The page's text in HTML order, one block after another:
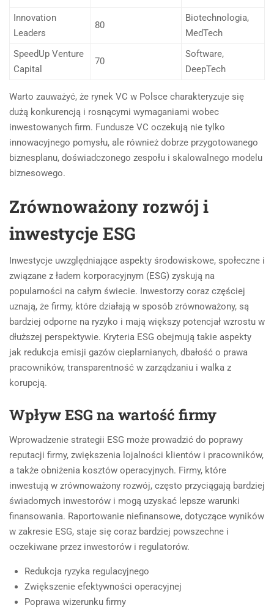
Innovation
Leaders
80
Biotechnologia,
MedTech
SpeedUp Venture
Capital
70
Software,
DeepTech
Warto zauważyć, że rynek VC w Polsce charakteryzuje się
dużą konkurencją i rosnącymi wymaganiami wobec
inwestowanych firm. Fundusze VC oczekują nie tylko
innowacyjnego pomysłu, ale również dobrze przygotowanego
biznesplanu, doświadczonego zespołu i skalowalnego modelu
biznesowego.
Zrównoważony rozwój i
inwestycje ESG
Inwestycje uwzględniające aspekty środowiskowe, społeczne i
związane z ładem korporacyjnym (ESG) zyskują na
popularności na całym świecie. Inwestorzy coraz częściej
uznają, że firmy, które działają w sposób zrównoważony, są
bardziej odporne na ryzyko i mają większy potencjał wzrostu w
dłuższej perspektywie. Kryteria ESG obejmują takie aspekty
jak redukcja emisji gazów cieplarnianych, dbałość o prawa
pracowników, transparentność w zarządzaniu i walka z
korupcją.
Wpływ ESG na wartość firmy
Wprowadzenie strategii ESG może prowadzić do poprawy
reputacji firmy, zwiększenia lojalności klientów i pracowników,
a także obniżenia kosztów operacyjnych. Firmy, które
inwestują w zrównoważony rozwój, często przyciągają bardziej
świadomych inwestorów i mogą uzyskać lepsze warunki
finansowania. Raportowanie niefinansowe, dotyczące wyników
w zakresie ESG, staje się coraz bardziej powszechne i
oczekiwane przez inwestorów i regulatorów.
Redukcja ryzyka regulacyjnego
Zwiększenie efektywności operacyjnej
Poprawa wizerunku firmy